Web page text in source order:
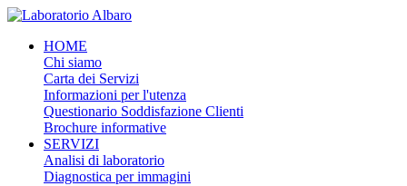
HOME
Chi siamo
Carta dei Servizi
Informazioni per l'utenza
Questionario Soddisfazione Clienti
Brochure informative
SERVIZI
Analisi di laboratorio
Diagnostica per immagini